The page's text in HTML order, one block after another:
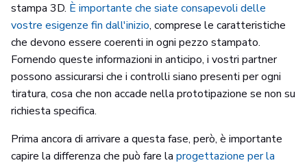
stampa 3D. È importante che siate consapevoli delle
vostre esigenze fin dall'inizio, comprese le caratteristiche
che devono essere coerenti in ogni pezzo stampato.
Fornendo queste informazioni in anticipo, i vostri partner
possono assicurarsi che i controlli siano presenti per ogni
tiratura, cosa che non accade nella prototipazione se non su
richiesta specifica.
Prima ancora di arrivare a questa fase, però, è importante
capire la differenza che può fare la progettazione per la